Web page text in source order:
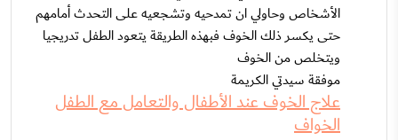
الأشخاص وحاولي ان تمدحيه وتشجعيه على التحدث أمامهم
حتى يكسر ذلك الخوف فبهذه الطريقة يتعود الطفل تدريجيا
ويتخلص من الخوف
موفقة سيدتي الكريمة
علاج الخوف عند الأطفال والتعامل مع الطفل
الخواف